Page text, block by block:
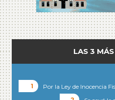
LAS 3
Por la Ley de Inocencia